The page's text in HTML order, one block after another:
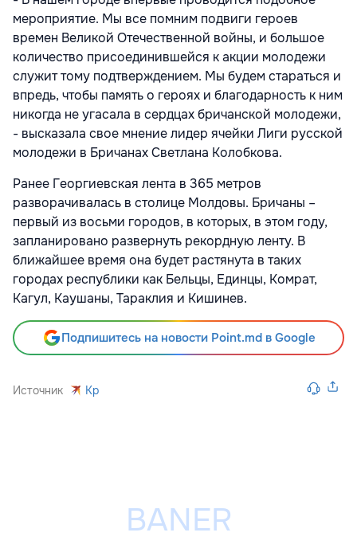
мероприятие. Мы все помним подвиги героев
времен Великой Отечественной войны, и большое
количество присоединившейся к акции молодежи
служит тому подтверждением. Мы будем стараться и
впредь, чтобы память о героях и благодарность к ним
никогда не угасала в сердцах бричанской молодежи,
- высказала свое мнение лидер ячейки Лиги русской
молодежи в Бричанах Светлана Колобкова.
Ранее Георгиевская лента в 365 метров
разворачивалась в столице Молдовы. Бричаны –
первый из восьми городов, в которых, в этом году,
запланировано развернуть рекордную ленту. В
ближайшее время она будет растянута в таких
городах республики как Бельцы, Единцы, Комрат,
Кагул, Каушаны, Тараклия и Кишинев.
Подпишитесь на новости Point.md в Google
Источник Kp